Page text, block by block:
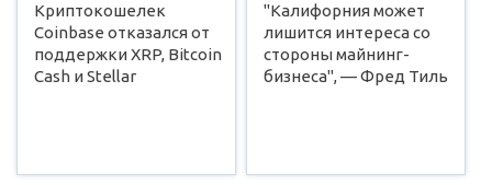
Криптокошелек
Coinbase отказался от
поддержки XRP, Bitcoin
Cash и Stellar
"Калифорния может
лишится интереса со
стороны майнинг-
бизнеса", — Фред Тиль